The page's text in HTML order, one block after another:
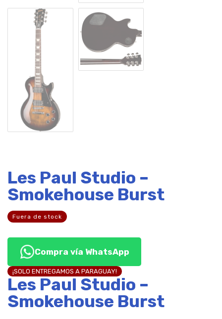
Les Paul Studio –
Smokehouse Burst
Fuera de stock
Compra vía WhatsApp
¡SOLO ENTREGAMOS A PARAGUAY!
Les Paul Studio –
Smokehouse Burst